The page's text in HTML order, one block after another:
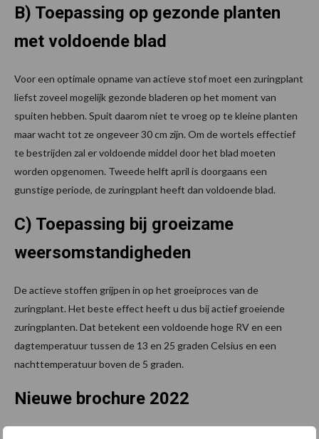
B) Toepassing op gezonde planten
met voldoende blad
Voor een optimale opname van actieve stof moet een zuringplant
liefst zoveel mogelijk gezonde bladeren op het moment van
spuiten hebben. Spuit daarom niet te vroeg op te kleine planten
maar wacht tot ze ongeveer 30 cm zijn. Om de wortels effectief
te bestrijden zal er voldoende middel door het blad moeten
worden opgenomen. Tweede helft april is doorgaans een
gunstige periode, de zuringplant heeft dan voldoende blad.
C) Toepassing bij groeizame
weersomstandigheden
De actieve stoffen grijpen in op het groeiproces van de
zuringplant. Het beste effect heeft u dus bij actief groeiende
zuringplanten. Dat betekent een voldoende hoge RV en een
dagtemperatuur tussen de 13 en 25 graden Celsius en een
nachttemperatuur boven de 5 graden.
Nieuwe brochure 2022